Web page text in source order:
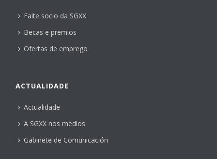
Faite socio da SGXX
Becas e premios
Ofertas de emprego
ACTUALIDADE
Actualidade
A SGXX nos medios
Gabinete de Comunicación